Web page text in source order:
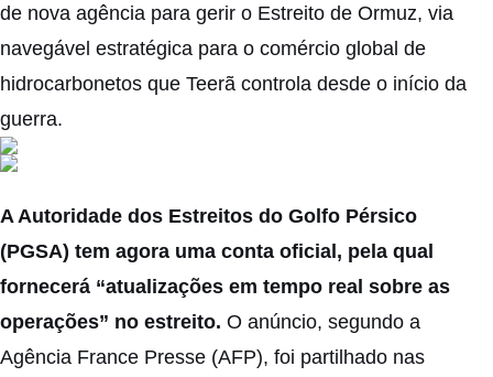
de nova agência para gerir o Estreito de Ormuz, via
navegável estratégica para o comércio global de
hidrocarbonetos que Teerã controla desde o início da
guerra.
A Autoridade dos Estreitos do Golfo Pérsico
(PGSA) tem agora uma conta oficial, pela qual
fornecerá “atualizações em tempo real sobre as
operações” no estreito. O anúncio, segundo a
Agência France Presse (AFP), foi partilhado nas